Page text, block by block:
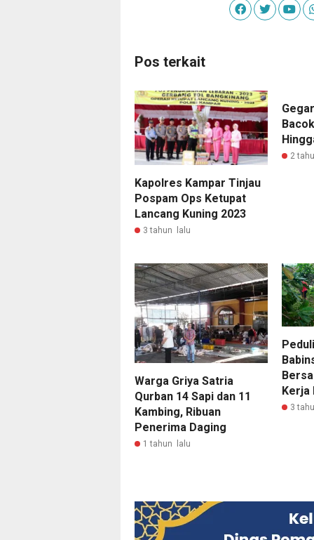
Pos terkait
Kapolres Kampar Tinjau
Pospam Ops Ketupat
Lancang Kuning 2023
3 tahun lalu
2
Warga Griya Satria
Qurban 14 Sapi dan 11
Kambing, Ribuan
Penerima Daging
1 tahun lalu
Kerja
3